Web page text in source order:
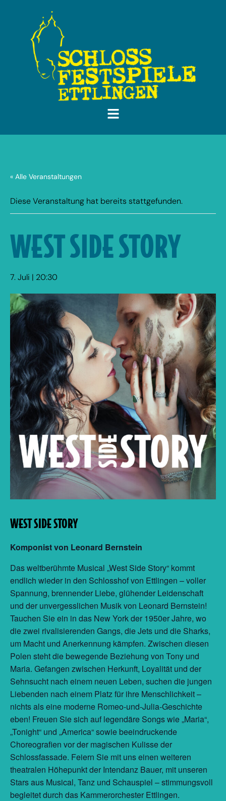
« Alle Veranstaltungen
Diese Veranstaltung hat bereits stattgefunden.
WEST SIDE STORY
7. Juli | 20:30
WEST SIDE STORY
Komponist von Leonard Bernstein
Das weltberühmte Musical „West Side Story“ kommt
endlich wieder in den Schlosshof von Ettlingen – voller
Spannung, brennender Liebe, glühender Leidenschaft
und der unvergesslichen Musik von Leonard Bernstein!
Tauchen Sie ein in das New York der 1950er Jahre, wo
die zwei rivalisierenden Gangs, die Jets und die Sharks,
um Macht und Anerkennung kämpfen. Zwischen diesen
Polen steht die bewegende Beziehung von Tony und
Maria. Gefangen zwischen Herkunft, Loyalität und der
Sehnsucht nach einem neuen Leben, suchen die jungen
Liebenden nach einem Platz für ihre Menschlichkeit –
nichts als eine moderne Romeo-und-Julia-Geschichte
eben! Freuen Sie sich auf legendäre Songs wie „Maria“,
„Tonight“ und „America“ sowie beeindruckende
Choreografien vor der magischen Kulisse der
Schlossfassade. Feiern Sie mit uns einen weiteren
theatralen Höhepunkt der Intendanz Bauer, mit unseren
Stars aus Musical, Tanz und Schauspiel – stimmungsvoll
begleitet durch das Kammerorchester Ettlingen.